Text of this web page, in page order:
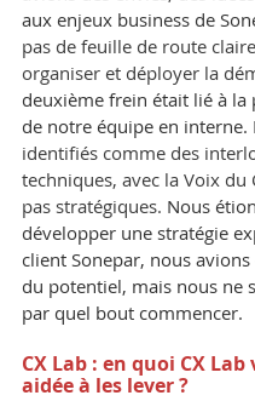
aux enjeux business de
pas de feuille de route
organiser et déployer la
deuxième frein était lié à la
de notre équipe en interne.
identifiés comme des
techniques, avec la Voix du
pas stratégiques. Nous
développer une stratégie
client Sonepar, nous avions
du potentiel, mais nous ne
par quel bout commencer.
CX Lab : en quoi CX
aidée à les lever ?